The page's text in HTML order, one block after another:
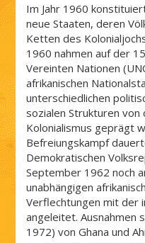
Im Jahr 1960
neue Staaten, deren
Ketten des
1960 nahmen auf der
Vereinten Nationen
afrikanischen
unterschiedlichen
sozialen Strukturen
Kolonialismus geprägt
Befreiungskampf
Demokratischen
September 1962 noch
unabhängigen
Verflechtungen mit der
angeleitet. Ausnahmen
1972) von Ghana und